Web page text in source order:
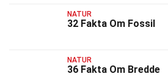
NATUR
32 Fakta Om Fossil
NATUR
36 Fakta Om Bredde